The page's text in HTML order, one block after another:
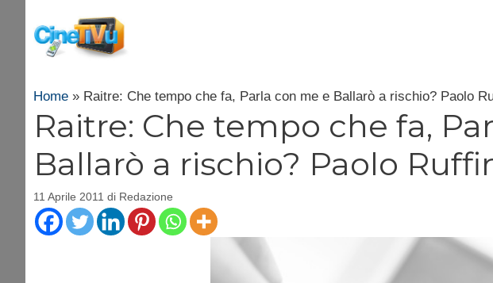
contenuto
Home » Raitre: Che tempo che fa, Parla con me e Ballarò a rischio? Paolo
Raitre: Che tempo che fa,
Ballarò a rischio? Paolo
11 Aprile 2011 di Redazione